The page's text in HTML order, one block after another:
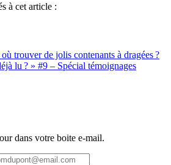
à cet article :
trouver de jolis contenants à dragées ?
lu ? » #9 – Spécial témoignages
dans votre boite e-mail.